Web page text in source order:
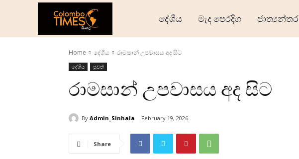
දේශීය මැද පෙරදිග ජාත්‍යන්තර
Home දේශීය රාමසාන් උපවාසය අද සිට
දේශීය පුවත්
රාමසාන් උපවාසය අද සිට
By Admin_Sinhala February 19, 2026
Share